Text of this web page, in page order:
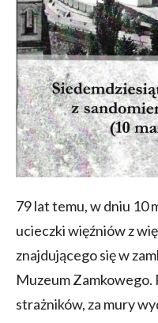
79 lat temu, w dniu 10
ucieczki więźniów z
znajdującego się w
Muzeum Zamkowego.
strażników, za mury